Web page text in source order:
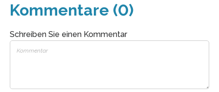
Kommentare (0)
Schreiben Sie einen Kommentar